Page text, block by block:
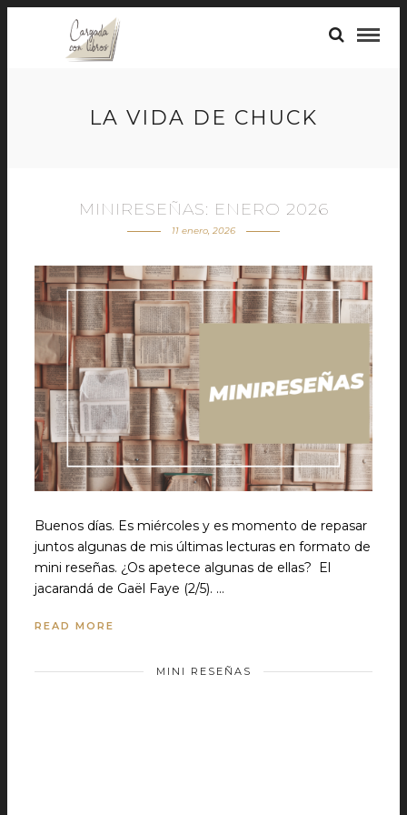
LA VIDA DE CHUCK
MINIRESEÑAS: ENERO 2026
11 enero, 2026
Buenos días. Es miércoles y es momento de repasar
juntos algunas de mis últimas lecturas en formato de
mini reseñas. ¿Os apetece algunas de ellas? El
jacarandá de Gaël Faye (2/5). …
READ MORE
MINI RESEÑAS